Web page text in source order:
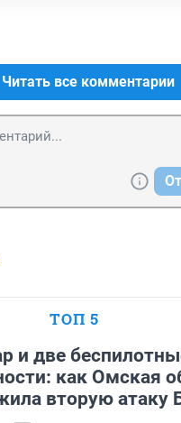
Читать все комментарии
ТОП 5
и две
как Омская
вторую атаку